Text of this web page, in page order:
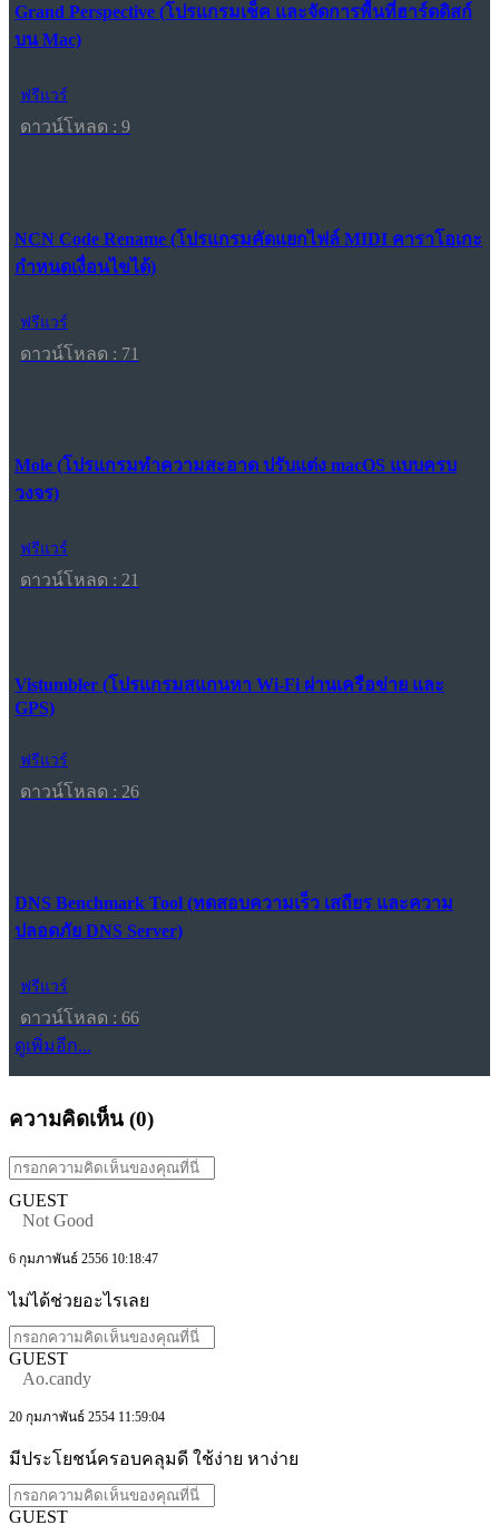
Grand Perspective (โปรแกรมเช็ค และจัดการพื้นที่ฮาร์ดดิสก์
บน Mac)
ฟรีแวร์
ดาวน์โหลด : 9
NCN Code Rename (โปรแกรมคัดแยกไฟล์ MIDI คาราโอเกะ
กำหนดเงื่อนไขได้)
ฟรีแวร์
ดาวน์โหลด : 71
Mole (โปรแกรมทำความสะอาด ปรับแต่ง macOS แบบครบ
วงจร)
ฟรีแวร์
ดาวน์โหลด : 21
Vistumbler (โปรแกรมสแกนหา Wi-Fi ผ่านเครือข่าย และ
GPS)
ฟรีแวร์
ดาวน์โหลด : 26
DNS Benchmark Tool (ทดสอบความเร็ว เสถียร และความ
ปลอดภัย DNS Server)
ฟรีแวร์
ดาวน์โหลด : 66
ดูเพิ่มอีก...
ความคิดเห็น (0)
GUEST
Not Good
6 กุมภาพันธ์ 2556 10:18:47
ไม่ได้ช่วยอะไรเลย
GUEST
Ao.candy
20 กุมภาพันธ์ 2554 11:59:04
มีประโยชน์ครอบคลุมดี ใช้ง่าย หาง่าย
GUEST